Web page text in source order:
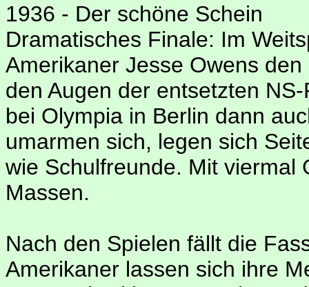
1936 - Der schöne Schein
Dramatisches Finale: Im
Amerikaner Jesse Owens
den Augen der entsetzten
bei Olympia in Berlin dann
umarmen sich, legen sich
wie Schulfreunde. Mit viermal
Massen.
Nach den Spielen fällt die
Amerikaner lassen sich ihre